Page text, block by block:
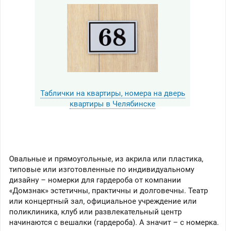
Таблички на квартиры, номера на дверь
квартиры в Челябинске
Овальные и прямоугольные, из акрила или пластика,
типовые или изготовленные по индивидуальному
дизайну – номерки для гардероба от компании
«Домзнак» эстетичны, практичны и долговечны. Театр
или концертный зал, официальное учреждение или
поликлиника, клуб или развлекательный центр
начинаются с вешалки (гардероба). А значит – с номерка.